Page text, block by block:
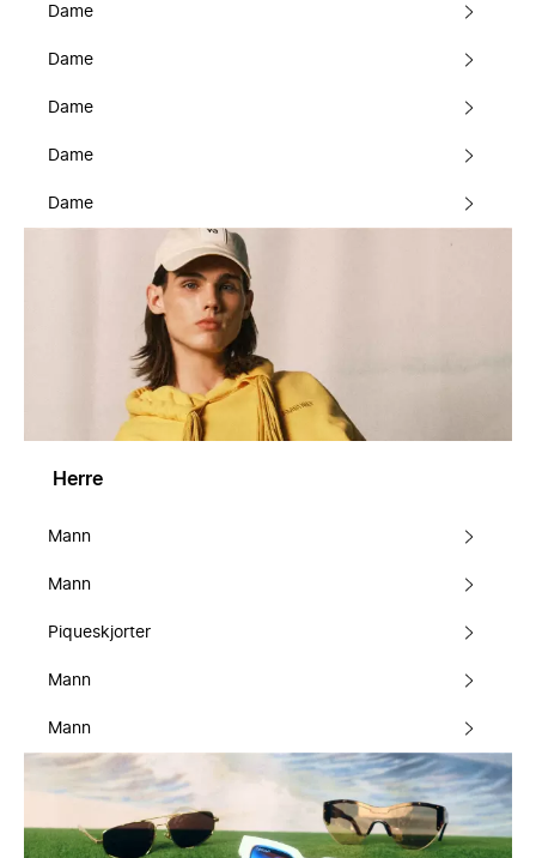
Dame
Dame
Dame
Dame
Dame
Herre
Mann
Mann
Piqueskjorter
Mann
Mann